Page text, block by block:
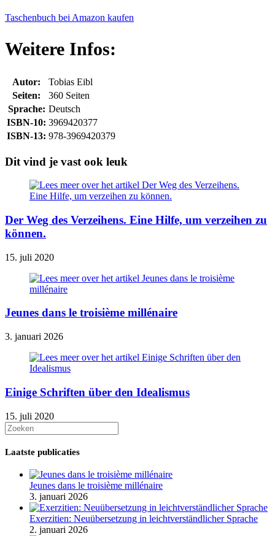
Taschenbuch bei Amazon kaufen
Weitere Infos:
Autor:
Tobias Eibl
Seiten:
360 Seiten
Sprache: Deutsch
ISBN-10: 3969420377
ISBN-13: 978-3969420379
Dit vind je vast ook leuk
Der Weg des Verzeihens. Eine Hilfe, um verzeihen zu
können.
15. juli 2020
Jeunes dans le troisième millénaire
3. januari 2026
Einige Schriften über den Idealismus
15. juli 2020
Laatste publicaties
Jeunes dans le troisième millénaire
3. januari 2026
Exerzitien: Neuübersetzung in leichtverständlicher Sprache
2. januari 2026